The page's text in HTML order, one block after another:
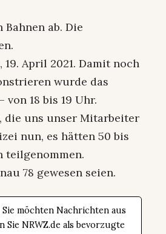
ab. Die
April 2021. Damit noch
wurde das
18 bis 19 Uhr.
die uns unser Mitarbeiter
nun, es hätten 50 bis
teilgenommen.
78 gewesen seien.
Sie möchten Nachrichten aus
NRWZ.de als bevorzugte